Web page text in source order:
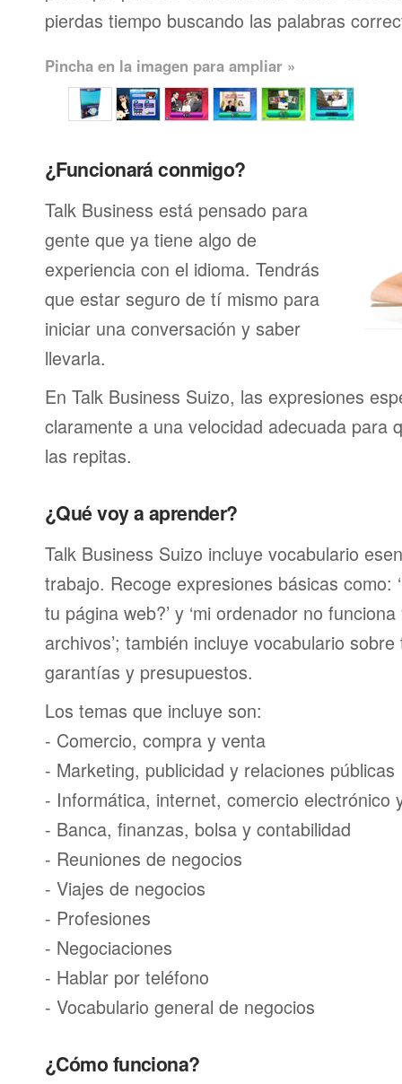
pierdas tiempo buscando las palabras
Pincha en la imagen para ampliar »
¿Funcionará conmigo?
Talk Business está pensado para
gente que ya tiene algo de
experiencia con el idioma. Tendrás
que estar seguro de tí mismo para
iniciar una conversación y saber
llevarla.
En Talk Business Suizo, las expresiones
claramente a una velocidad adecuada para
las repitas.
¿Qué voy a aprender?
Talk Business Suizo incluye vocabulario
trabajo. Recoge expresiones básicas como:
tu página web?’ y ‘mi ordenador no
archivos’; también incluye vocabulario
garantías y presupuestos.
Los temas que incluye son:
- Comercio, compra y venta
- Marketing, publicidad y relaciones públicas
- Informática, internet, comercio electrónico
- Banca, finanzas, bolsa y contabilidad
- Reuniones de negocios
- Viajes de negocios
- Profesiones
- Negociaciones
- Hablar por teléfono
- Vocabulario general de negocios
¿Cómo funciona?